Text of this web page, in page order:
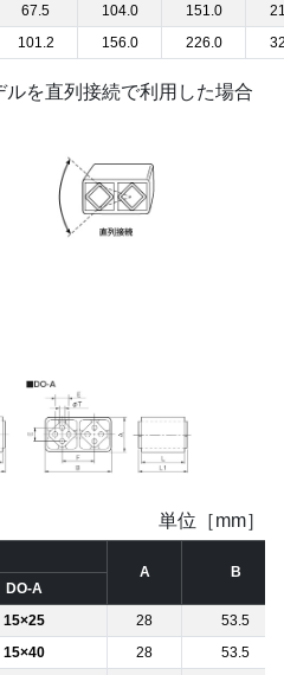
67.5 104.0 151.0
101.2 156.0 226.0
ルを直列接続で利用した場合
単位［mm］
A
B
DO-A
15×25 28
53.5
15×40 28 53.5